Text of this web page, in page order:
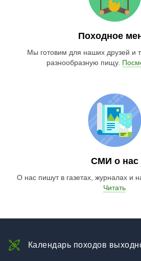
Походное
Мы готовим для наших друзей и
разнообразную пищу.
СМИ о нас
О нас пишут в газетах, журналах и
Читать
Календарь походов